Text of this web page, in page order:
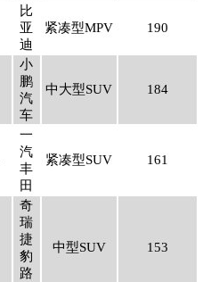
比
亚
迪
紧凑型MPV 190
小
鹏
汽
车
中大型SUV 184
一
汽
丰
田
紧凑型SUV 161
奇
瑞
捷
豹
路
中型SUV 153